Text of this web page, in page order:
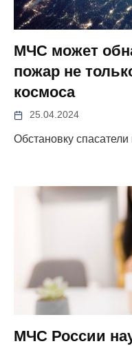
МЧС может
пожар не
космоса
25.04.2024
Обстановку
МЧС России